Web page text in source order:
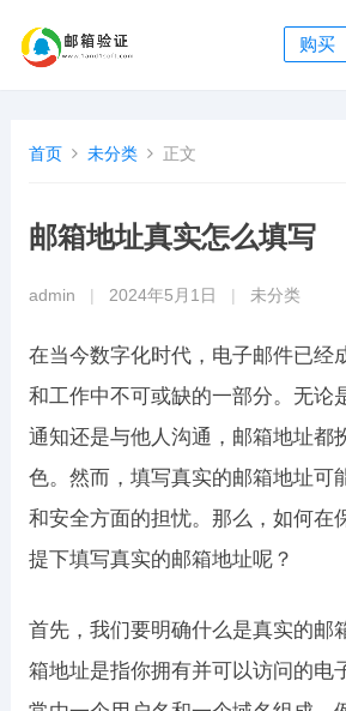
购买
首页 未分类 正文
邮箱地址真实怎么填写
admin 2024年5月1日 未分类
在当今数字化时代，电子邮件已经
和工作中不可或缺的一部分。无论
通知还是与他人沟通，邮箱地址都
色。然而，填写真实的邮箱地址可
和安全方面的担忧。那么，如何在
提下填写真实的邮箱地址呢？
首先，我们要明确什么是真实的邮
箱地址是指你拥有并可以访问的电